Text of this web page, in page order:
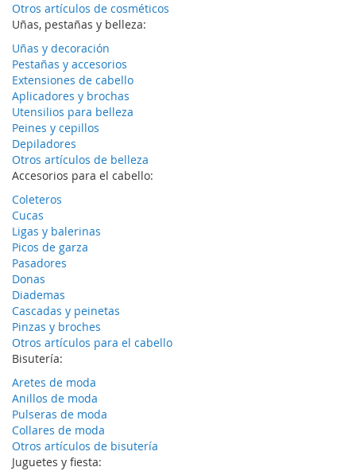
Otros artículos de cosméticos
Uñas, pestañas y belleza:
Uñas y decoración
Pestañas y accesorios
Extensiones de cabello
Aplicadores y brochas
Utensilios para belleza
Peines y cepillos
Depiladores
Otros artículos de belleza
Accesorios para el cabello:
Coleteros
Cucas
Ligas y balerinas
Picos de garza
Pasadores
Donas
Diademas
Cascadas y peinetas
Pinzas y broches
Otros artículos para el cabello
Bisutería:
Aretes de moda
Anillos de moda
Pulseras de moda
Collares de moda
Otros artículos de bisutería
Juguetes y fiesta: